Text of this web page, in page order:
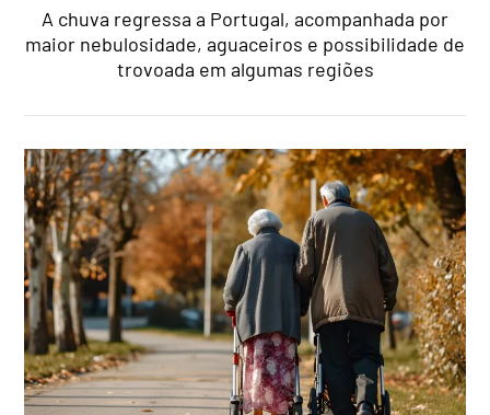
A chuva regressa a Portugal, acompanhada por
maior nebulosidade, aguaceiros e possibilidade de
trovoada em algumas regiões